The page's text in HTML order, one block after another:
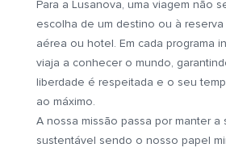
Para a Lusanova, uma viagem não
escolha de um destino ou à
aérea ou hotel. Em cada programa
viaja a conhecer o mundo,
liberdade é respeitada e o seu
ao máximo.
A nossa missão passa por manter a
sustentável sendo o nosso papel